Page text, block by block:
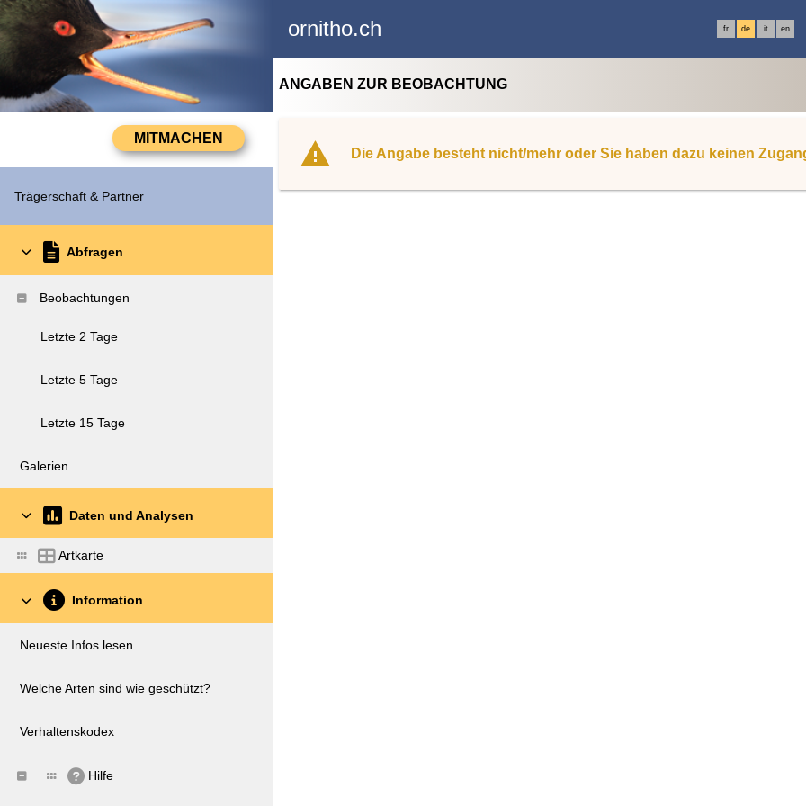
ornitho.ch fr de it en
Trägerschaft & Partner
Abfragen
Beobachtungen
Letzte 2 Tage
Letzte 5 Tage
Letzte 15 Tage
Galerien
Daten und Analysen
Artkarte
Information
Neueste Infos lesen
Welche Arten sind wie geschützt?
Verhaltenskodex
Hilfe
ANGABEN ZUR BEOBACHTUNG
Die Angabe besteht nicht/mehr oder Sie haben dazu keinen